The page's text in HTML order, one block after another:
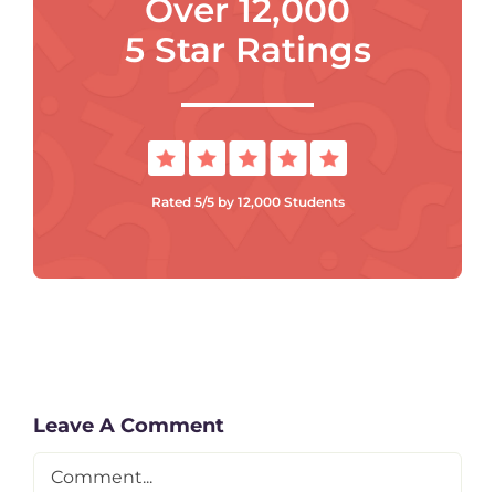
Over 12,000
5 Star Ratings
Rated 5/5 by 12,000 Students
Leave A Comment